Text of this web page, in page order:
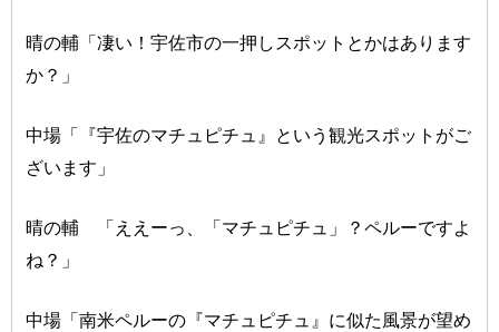
晴の輔「凄い！宇佐市の一押しスポットとかはあります
か？」
中場「『宇佐のマチュピチュ』という観光スポットがご
ざいます」
晴の輔 「ええーっ、「マチュピチュ」？ペルーですよ
ね？」
中場「南米ペルーの『マチュピチュ』に似た風景が望め